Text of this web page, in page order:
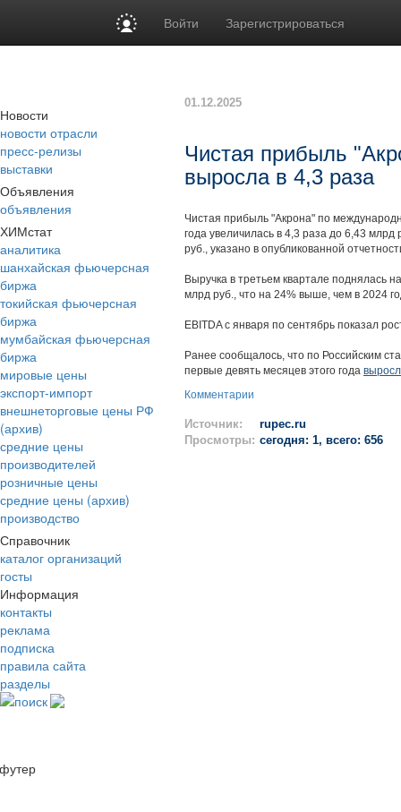
Войти Зарегистрироваться
Новости
новости отрасли
пресс-релизы
выставки
Объявления
объявления
ХИМстат
аналитика
шанхайская фьючерсная
биржа
токийская фьючерсная
биржа
мумбайская фьючерсная
биржа
мировые цены
экспорт-импорт
внешнеторговые цены РФ
(архив)
средние цены
производителей
розничные цены
средние цены (архив)
производство
Справочник
каталог организаций
госты
Информация
контакты
реклама
подписка
правила сайта
разделы
поиск
01.12.2025
Чистая прибыль
выросла в 4,3 раза
Чистая прибыль "Акрона" по
года увеличилась в 4,3 раза до 6,43
руб., указано в опубликованной
Выручка в третьем квартале поднялась
млрд руб., что на 24% выше, чем в 2024
EBITDA с января по сентябрь показал
Ранее сообщалось, что по Российским
первые девять месяцев этого года
Комментарии
Источник:
rupec.ru
Просмотры: сегодня: 1, всего: 656
футер